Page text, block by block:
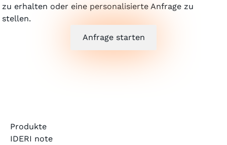
zu erhalten oder eine personalisierte Anfrage zu
stellen.
Anfrage starten
Produkte
IDERI note